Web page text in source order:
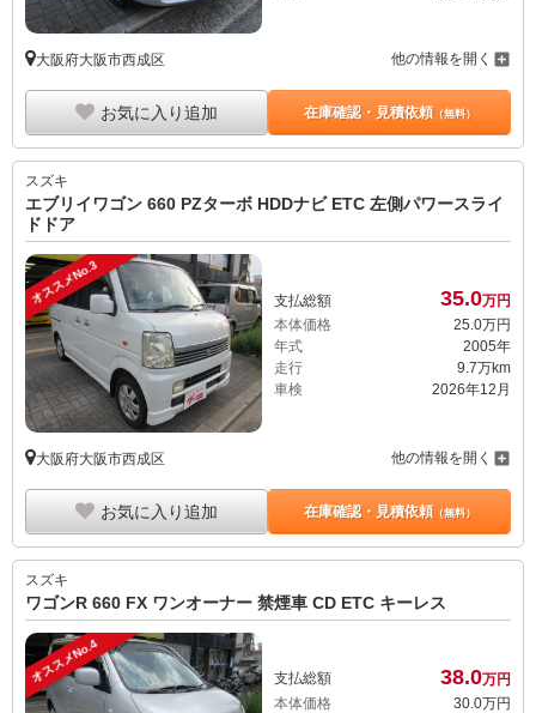
大阪府大阪市西成区 他の情報を開く
お気に入り追加 在庫確認・見積依頼（無料）
スズキ
エブリイワゴン 660 PZターボ HDDナビ ETC 左側パワースライ
ドドア
オススメNo.3 支払総額 35.0万円
本体価格
25.0万円
年式
2005年
走行
9.7万km
車検
2026年12月
大阪府大阪市西成区 他の情報を開く
お気に入り追加 在庫確認・見積依頼（無料）
スズキ
ワゴンR 660 FX ワンオーナー 禁煙車 CD ETC キーレス
オススメNo.4 支払総額 38.0万円
本体価格
30. 0万円